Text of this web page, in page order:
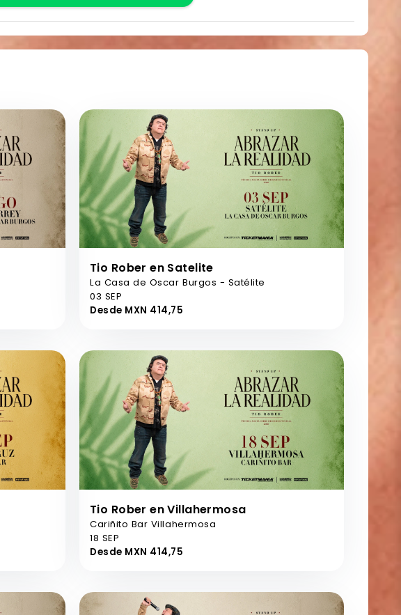
Tio Rober en Satelite
La Casa de Oscar Burgos - Satélite
03 SEP
Desde MXN 414,75
Tio Rober en Villahermosa
Cariñito Bar Villahermosa
18 SEP
Desde MXN 414,75